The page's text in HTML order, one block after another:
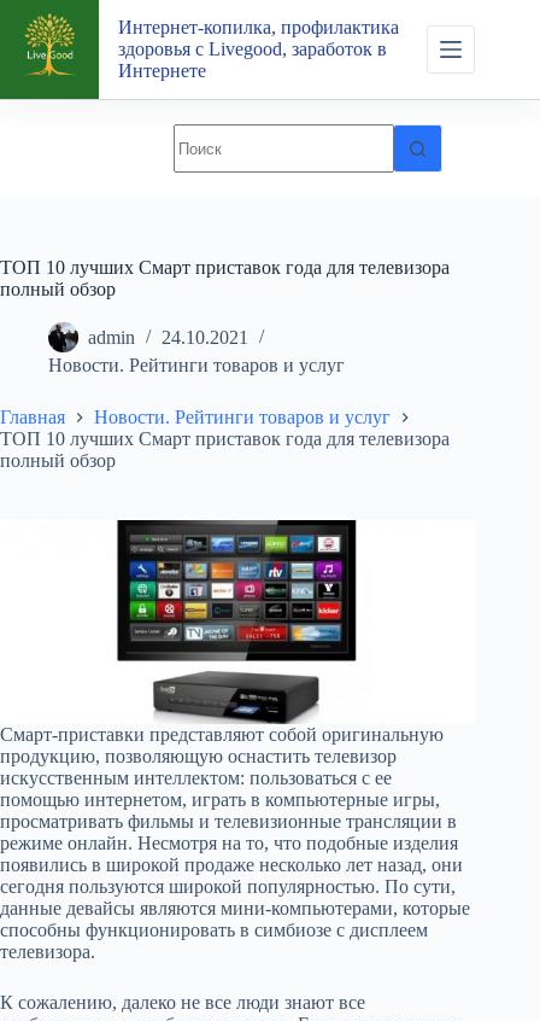
Перейти
сути
Интернет-копилка, профилактика
здоровья с Livegood, заработок в
Интернете
ТОП 10 лучших Смарт приставок года для телевизора
полный обзор
admin
24.10.2021
Новости. Рейтинги товаров и услуг
Главная
Новости. Рейтинги товаров и услуг
ТОП 10 лучших Смарт приставок года для телевизора
полный обзор
Смарт-приставки представляют собой оригинальную
продукцию, позволяющую оснастить телевизор
искусственным интеллектом: пользоваться с ее
помощью интернетом, играть в компьютерные игры,
просматривать фильмы и телевизионные трансляции в
режиме онлайн. Несмотря на то, что подобные изделия
появились в широкой продаже несколько лет назад, они
сегодня пользуются широкой популярностью. По сути,
данные девайсы являются мини-компьютерами, которые
способны функционировать в симбиозе с дисплеем
телевизора.
К сожалению, далеко не все люди знают все